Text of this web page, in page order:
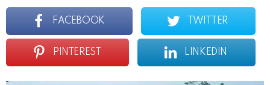
FACEBOOK TWITTER
PINTEREST LINKEDIN